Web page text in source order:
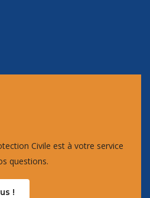
Civile est à votre service
questions.
!